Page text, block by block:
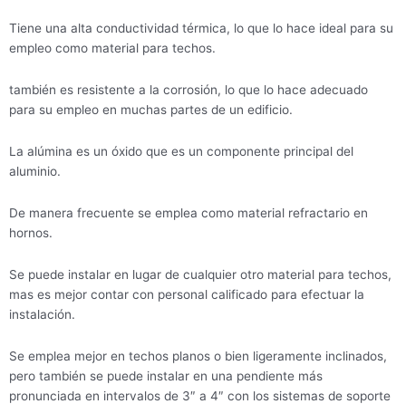
Tiene una alta conductividad térmica, lo que lo hace ideal para su
empleo como material para techos.
también es resistente a la corrosión, lo que lo hace adecuado
para su empleo en muchas partes de un edificio.
La alúmina es un óxido que es un componente principal del
aluminio.
De manera frecuente se emplea como material refractario en
hornos.
Se puede instalar en lugar de cualquier otro material para techos,
mas es mejor contar con personal calificado para efectuar la
instalación.
Se emplea mejor en techos planos o bien ligeramente inclinados,
pero también se puede instalar en una pendiente más
pronunciada en intervalos de 3″ a 4″ con los sistemas de soporte